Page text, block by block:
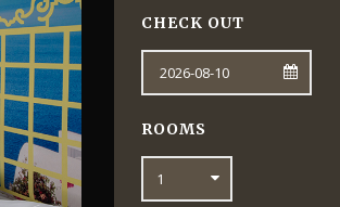
CHECK OUT
ROOMS